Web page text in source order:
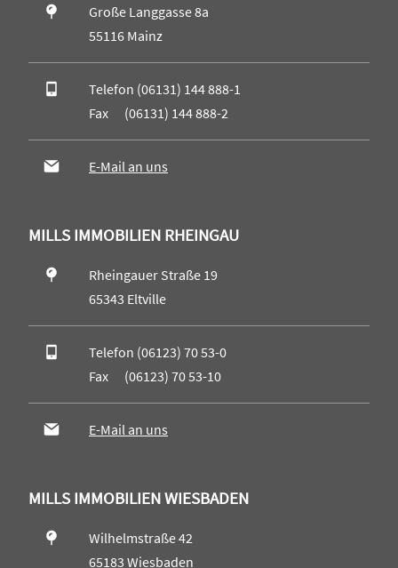
Große Langgasse 8a
55116 Mainz
Telefon (06131) 144 888-1
Fax (06131) 144 888-2
E-Mail an uns
MILLS IMMOBILIEN RHEINGAU
Rheingauer Straße 19
65343 Eltville
Telefon (06123) 70 53-0
Fax (06123) 70 53-10
E-Mail an uns
MILLS IMMOBILIEN WIESBADEN
Wilhelmstraße 42
65183 Wiesbaden